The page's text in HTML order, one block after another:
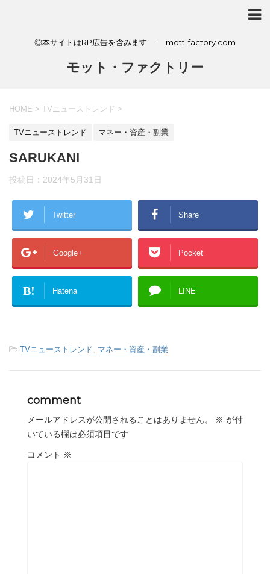
◎本サイトはRP広告を含みます - mott-factory.com
モット・ファクトリー
HOME > TVニューストレンド >
TVニューストレンド マネー・資産・副業
SARUKANI
投稿日： 2024年5月31日
Twitter Share
Google+ Pocket
B! Hatena LINE
-TVニューストレンド, マネー・資産・副業
comment
メールアドレスが公開されることはありません。 ※ が付
いている欄は必須項目です
コメント ※